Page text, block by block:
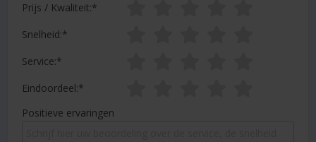
Prijs / Kwaliteit:
Snelheid:
Service:
Eindoordeel:
Positieve ervaringen